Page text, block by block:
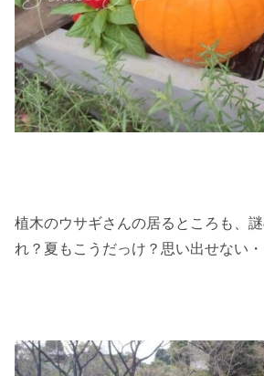
植木のウサギさんの居るところも、
れ？夏もこうだっけ？思い出せない・